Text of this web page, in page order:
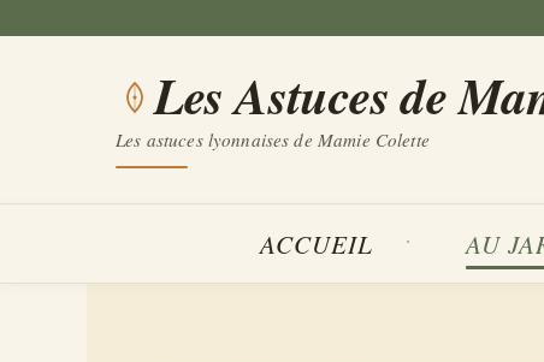
Les Astuces de
Les astuces lyonnaises de Mamie Colette
ACCUEIL AU